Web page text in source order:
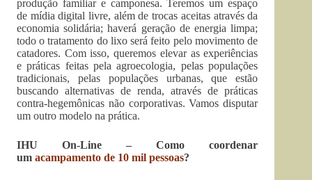
produção familiar e camponesa. Teremos um espaço
de mídia digital livre, além de trocas aceitas através da
economia solidária; haverá geração de energia limpa;
todo o tratamento do lixo será feito pelo movimento de
catadores. Com isso, queremos elevar as experiências
e práticas feitas pela agroecologia, pelas populações
tradicionais, pelas populações urbanas, que estão
buscando alternativas de renda, através de práticas
contra-hegemônicas não corporativas. Vamos disputar
um outro modelo na prática.
IHU On-Line – Como coordenar
um acampamento de 10 mil pessoas?